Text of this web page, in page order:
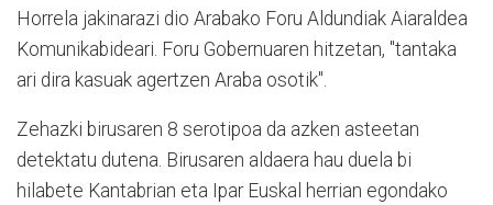
Horrela jakinarazi dio Arabako Foru Aldundiak Aiaraldea
Komunikabideari. Foru Gobernuaren hitzetan, "tantaka
ari dira kasuak agertzen Araba osotik".
Zehazki birusaren 8 serotipoa da azken asteetan
detektatu dutena. Birusaren aldaera hau duela bi
hilabete Kantabrian eta Ipar Euskal herrian egondako